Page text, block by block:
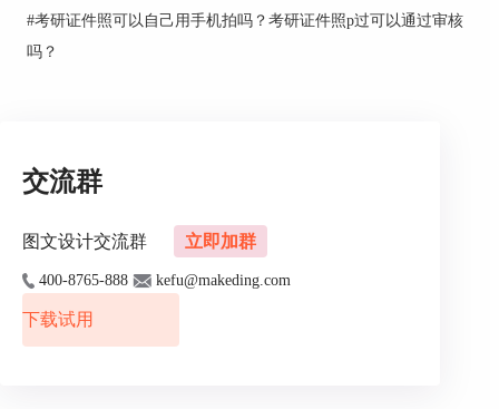
#考研证件照可以自己用手机拍吗？考研证件照p过可以通过审核
吗？
交流群
图文设计交流群 立即加群
400-8765-888 kefu@makeding.com
下载试用